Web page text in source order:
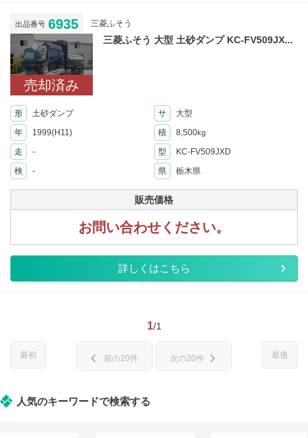
出品番号 6935 三菱ふそう
売却済み
三菱ふそう 大型 土砂ダンプ KC-FV509JX...
形 土砂ダンプ サ
大型
年
1999(H11) 積 8,500kg
走 - 型
KC-FV509JXD
検
- 県 栃木県
販売価格
お問い合わせください。
詳しくはこちら
1/1
最初 最後
chevron_left 前の20件 次の20件 chevron_right
人気のキーワードで検索する